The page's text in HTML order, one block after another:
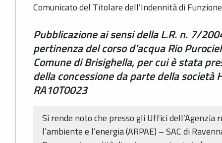
Comunicato del Titolare dell’Indennità di
Pubblicazione ai sensi della L.R. n. 7/
pertinenza del corso d’acqua Rio
Comune di Brisighella, per cui è stata
della concessione da parte della società
RA10T0023
Si rende noto che presso gli Uffici dell’Agenzia
l’ambiente e l’energia (ARPAE) – SAC di